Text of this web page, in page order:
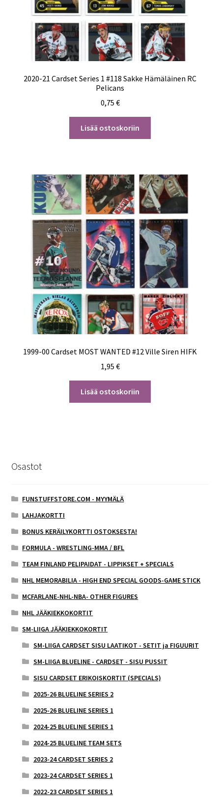
2020-21 Cardset Series 1 #118 Sakke Hämäläinen RC
Pelicans
0,75 €
Lisää ostoskoriin
1999-00 Cardset MOST WANTED #12 Ville Siren HIFK
1,95 €
Lisää ostoskoriin
Osastot
FUNSTUFFSTORE.COM - MYYMÄLÄ
LAHJAKORTTI
BONUS KERÄILYKORTTI OSTOKSESTA!
FORMULA - WRESTLING-MMA / BFL
TEAM FINLAND PELIPAIDAT - LIPPIKSET + SPECIALS
NHL MEMORABILIA - HIGH END SPECIAL GOODS-GAME STICK
MCFARLANE-NHL-NBA- OTHER FIGURES
NHL JÄÄKIEKKOKORTIT
SM-LIIGA JÄÄKIEKKOKORTIT
SM-LIIGA CARDSET SISU LAATIKOT - SETIT ja FIGUURIT
SM-LIIGA BLUELINE - CARDSET - SISU PUSSIT
SISU CARDSET ERIKOISKORTIT (SPECIALS)
2025-26 BLUELINE SERIES 2
2025-26 BLUELINE SERIES 1
2024-25 BLUELINE SERIES 1
2024-25 BLUELINE TEAM SETS
2023-24 CARDSET SERIES 2
2023-24 CARDSET SERIES 1
2022-23 CARDSET SERIES 1